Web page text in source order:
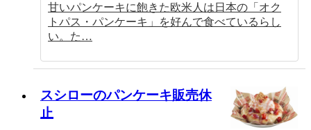
甘いパンケーキに飽きた欧米人は日本の「オク
トパス・パンケーキ」を好んで食べているらし
い。た…
スシローのパンケーキ販売休
止